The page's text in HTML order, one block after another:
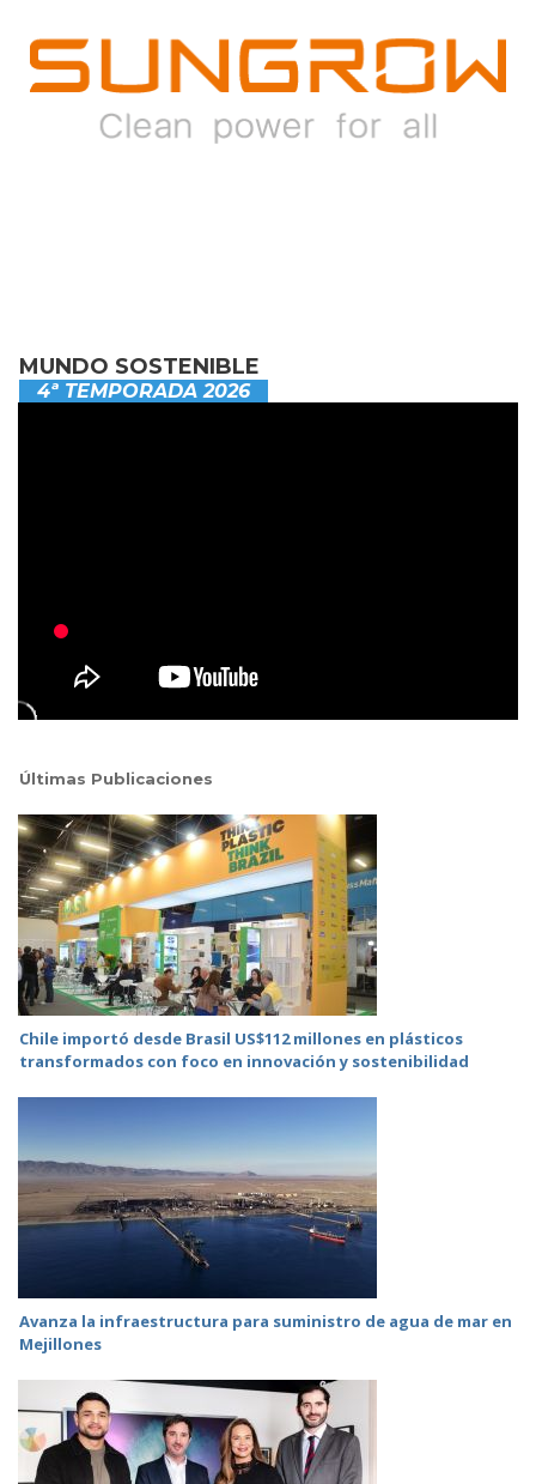
MUNDO SOSTENIBLE
4ª TEMPORADA 2026
Últimas Publicaciones
Chile importó desde Brasil US$112 millones en plásticos
transformados con foco en innovación y sostenibilidad
Avanza la infraestructura para suministro de agua de mar en
Mejillones